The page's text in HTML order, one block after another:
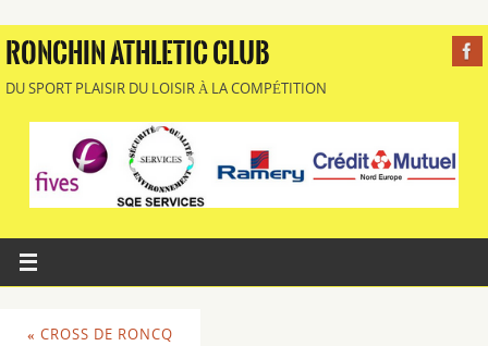
RONCHIN ATHLETIC CLUB
DU SPORT PLAISIR DU LOISIR À LA COMPÉTITION
« CROSS DE RONCQ